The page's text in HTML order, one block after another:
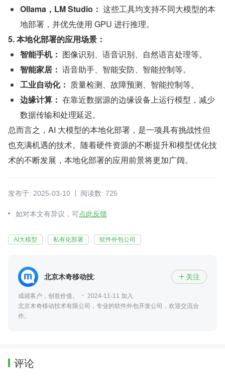
Ollama，LM Studio： 这些工具均支持不同大模型的本
地部署，并优先使用 GPU 进行推理。
5. 本地化部署的应用场景：
智能手机： 图像识别、语音识别、自然语言处理等。
智能家居： 语音助手、智能安防、智能控制等。
工业自动化： 质量检测、故障预测、智能控制等。
边缘计算： 在靠近数据源的边缘设备上运行模型，减少
数据传输和处理延迟。
总而言之，AI 大模型的本地化部署，是一项具有挑战性但
也充满机遇的技术。随着硬件资源的不断提升和模型优化技
术的不断发展，本地化部署的应用前景将更加广阔。
发布于: 2025-03-10 阅读数: 725
如对本文有异议，可点此反馈
AI大模型 私有化部署 软件外包公司
北京木奇移动技术有限公司  关注
成就客户，创造价值。
2024-11-11 加入
北京木奇移动技术有限公司，专业的软件外包开发公司，欢迎交流合
作。
评论